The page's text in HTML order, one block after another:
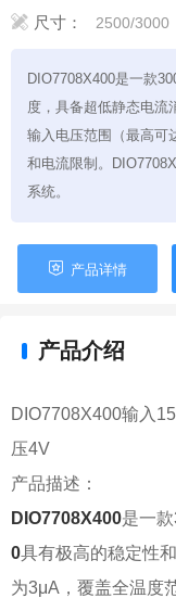
 尺寸： 2500/3000
DIO7708X400是一款
度，具备超低静态电流
输入电压范围（最高可
和电流限制。
系统。
 产品详情
产品介绍
DIO7708X400输入
压4V
产品描述：
DIO7708X400是一
0具有极高的稳定性
为3μA，覆盖全温度